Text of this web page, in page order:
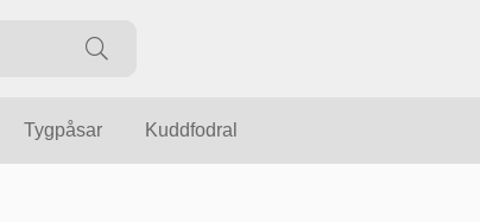
Tygpåsar Kuddfodral